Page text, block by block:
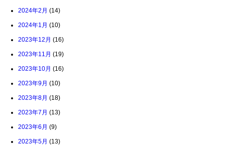
2024年2月 (14)
2024年1月 (10)
2023年12月 (16)
2023年11月 (19)
2023年10月 (16)
2023年9月 (10)
2023年8月 (18)
2023年7月 (13)
2023年6月 (9)
2023年5月 (13)